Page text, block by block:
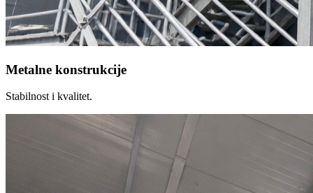
Metalne konstrukcije
Stabilnost i kvalitet.